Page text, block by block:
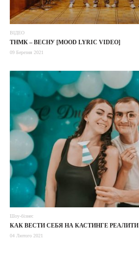
ВІДЕО
ТНМК – ВЕСНУ [MOOD LYRIC VIDEO]
09 Березня 2021
Шоу-бізнес
КАК ВЕСТИ СЕБЯ НА КАСТИНГЕ РЕАЛИТИ
04 Лютого 2021